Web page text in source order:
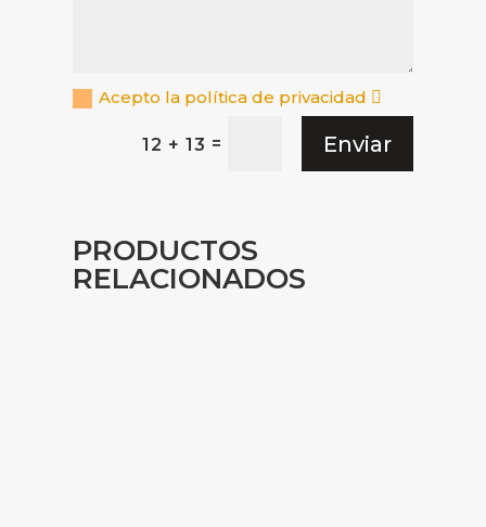
Acepto la política de privacidad
12 + 13 = Enviar
PRODUCTOS
RELACIONADOS